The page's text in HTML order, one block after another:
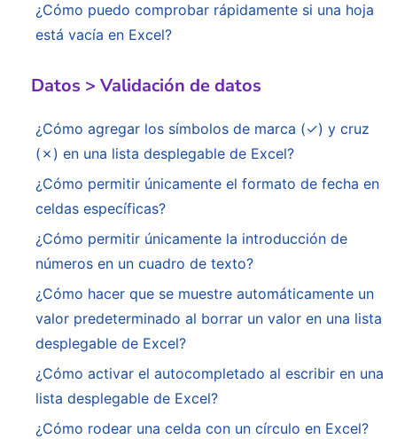
¿Cómo puedo comprobar rápidamente si una hoja
está vacía en Excel?
Datos > Validación de datos
¿Cómo agregar los símbolos de marca (✓) y cruz
(✗) en una lista desplegable de Excel?
¿Cómo permitir únicamente el formato de fecha en
celdas específicas?
¿Cómo permitir únicamente la introducción de
números en un cuadro de texto?
¿Cómo hacer que se muestre automáticamente un
valor predeterminado al borrar un valor en una lista
desplegable de Excel?
¿Cómo activar el autocompletado al escribir en una
lista desplegable de Excel?
¿Cómo rodear una celda con un círculo en Excel?